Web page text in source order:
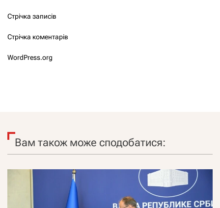
Стрічка записів
Стрічка коментарів
WordPress.org
Вам також може сподобатися: